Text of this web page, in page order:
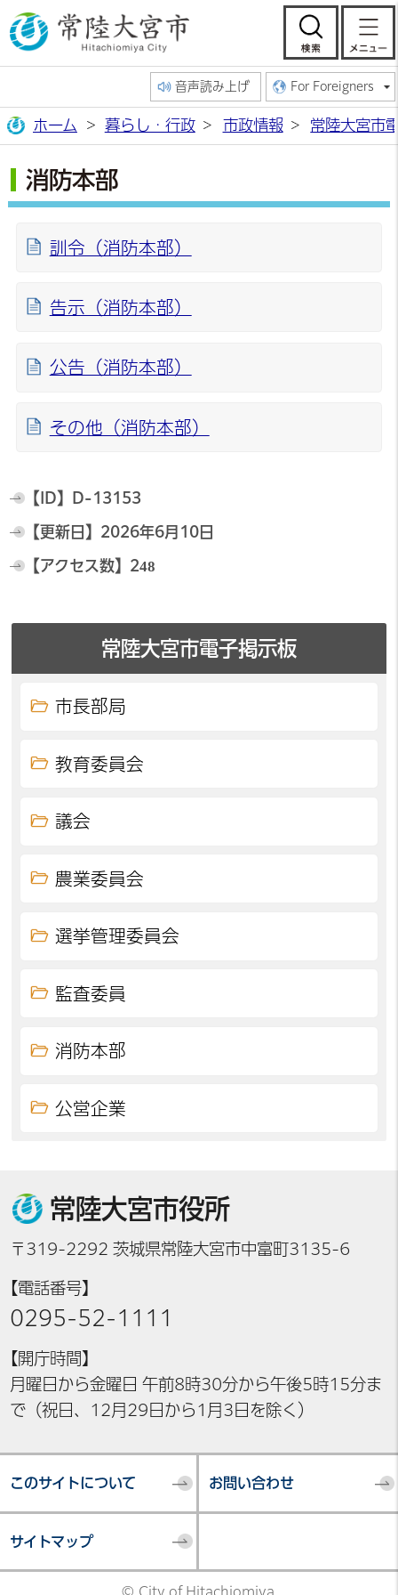
常陸大宮市公
検
音声読み上げ For Foreigners
ホーム 暮らし・行政 市政情報 常陸大宮市
消防本部
訓令（消防本部）
告示（消防本部）
公告（消防本部）
その他（消防本部）
【ID】 D-13153
【更新日】 2026年6月10日
【アクセス数】 248
常陸大宮市電子掲示板
市長部局
教育委員会
議会
農業委員会
選挙管理委員会
監査委員
消防本部
公営企業
常陸大宮市役所
〒319-2292 茨城県常陸大宮市中富町3135-6
【電話番号】
0295-52-1111
【開庁時間】
月曜日から金曜日 午前8時30分から午後5時15分ま
で（祝日、12月29日から1月3日を除く）
このサイトについて お問い合わせ
サイトマップ
© City of Hitachiomiya.